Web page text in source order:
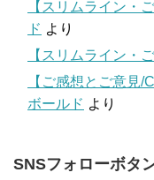
【スリムライン・
ド より
【スリムライン・
【ご感想とご意見/
ボールド より
SNSフォローボタ